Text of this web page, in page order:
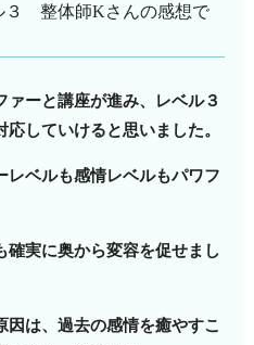
３ 整体師Kさんの感想で
ァーと講座が進み、レベル３
していけると思いました。
レベルも感情レベルもパワフ
確実に奥から変容を促せまし
因は、過去の感情を癒やすこ